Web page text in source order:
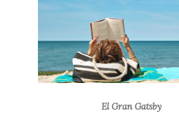
El Gran Gatsby